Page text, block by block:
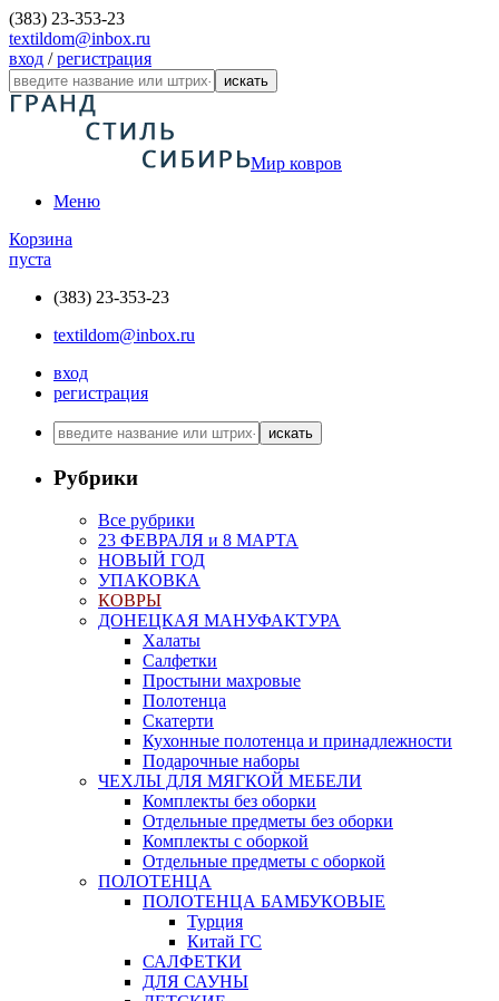
(383) 23-353-23
textildom@inbox.ru
вход /регистрация
искать
Мир ковров
Меню
Корзина
пуста
(383) 23-353-23
textildom@inbox.ru
вход
регистрация
искать
Рубрики
Все рубрики
23 ФЕВРАЛЯ и 8 МАРТА
НОВЫЙ ГОД
УПАКОВКА
КОВРЫ
ДОНЕЦКАЯ МАНУФАКТУРА
Халаты
Салфетки
Простыни махровые
Полотенца
Скатерти
Кухонные полотенца и принадлежности
Подарочные наборы
ЧЕХЛЫ ДЛЯ МЯГКОЙ МЕБЕЛИ
Комплекты без оборки
Отдельные предметы без оборки
Комплекты с оборкой
Отдельные предметы с оборкой
ПОЛОТЕНЦА
ПОЛОТЕНЦА БАМБУКОВЫЕ
Турция
Китай ГС
САЛФЕТКИ
ДЛЯ САУНЫ